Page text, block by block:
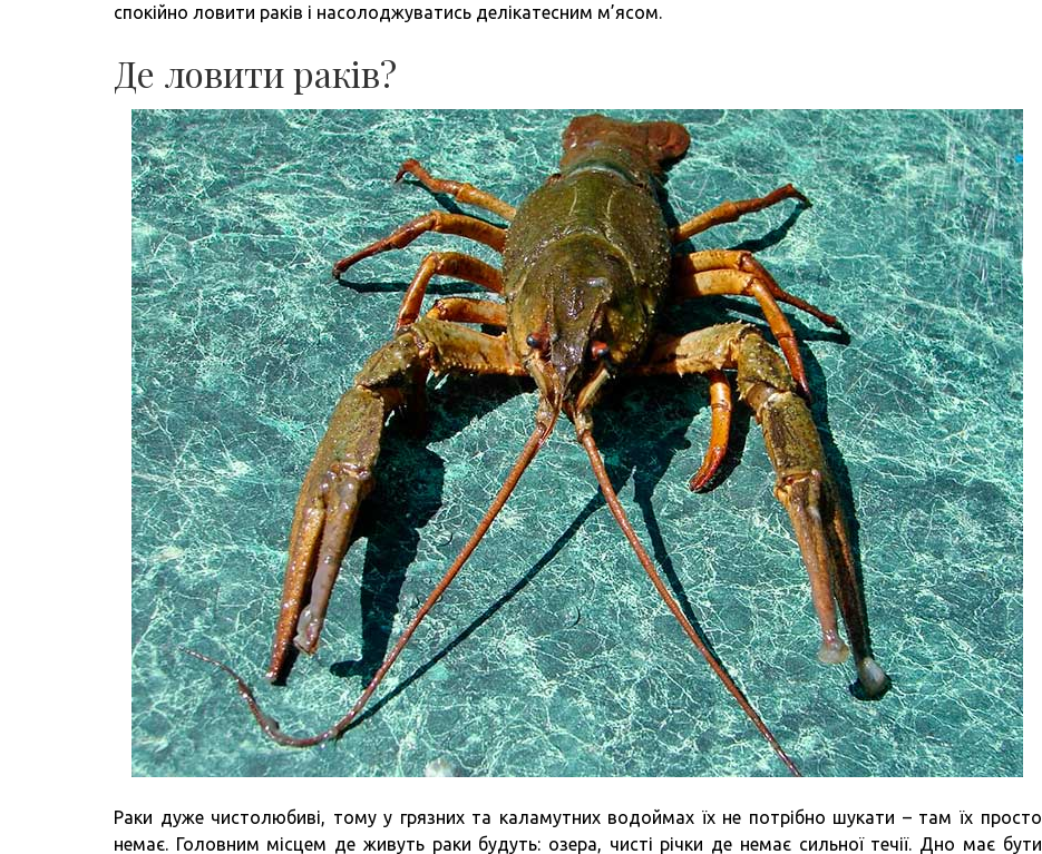
спокійно ловити раків і насолоджуватись делікатесним м’ясом.
Де ловити раків?
Раки дуже чистолюбиві, тому у грязних та каламутних водоймах їх не потрібно шукати – там їх просто
немає. Головним місцем де живуть раки будуть: озера, чисті річки де немає сильної течії. Дно має бути